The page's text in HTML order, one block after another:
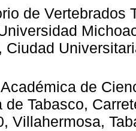
de Vertebrados
Ciudad
de
de Tabasco,
Villahermosa,